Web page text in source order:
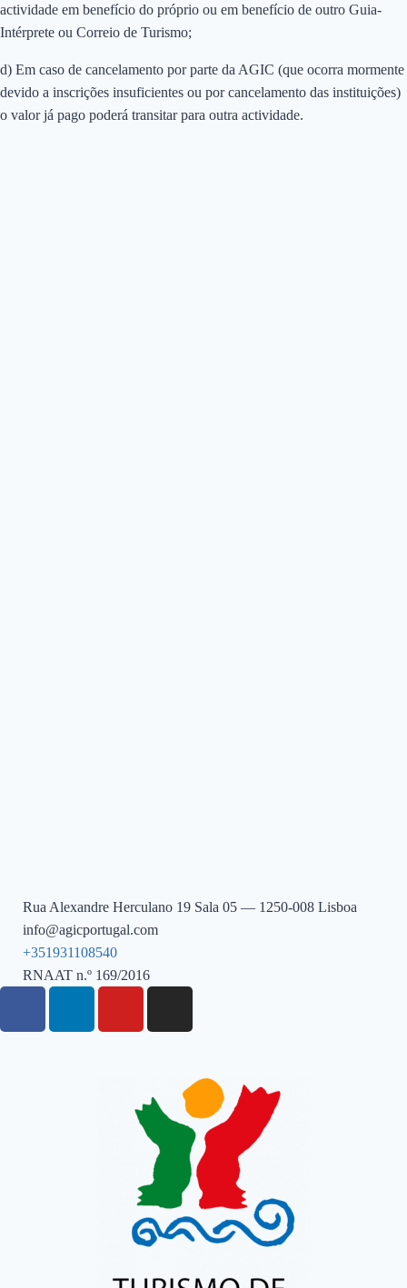
actividade em benefício do próprio ou em benefício de outro Guia-
Intérprete ou Correio de Turismo;
d) Em caso de cancelamento por parte da AGIC (que ocorra mormente
devido a inscrições insuficientes ou por cancelamento das instituições)
o valor já pago poderá transitar para outra actividade.
Rua Alexandre Herculano 19 Sala 05 — 1250-008 Lisboa
info@agicportugal.com
+351931108540
RNAAT n.º 169/2016